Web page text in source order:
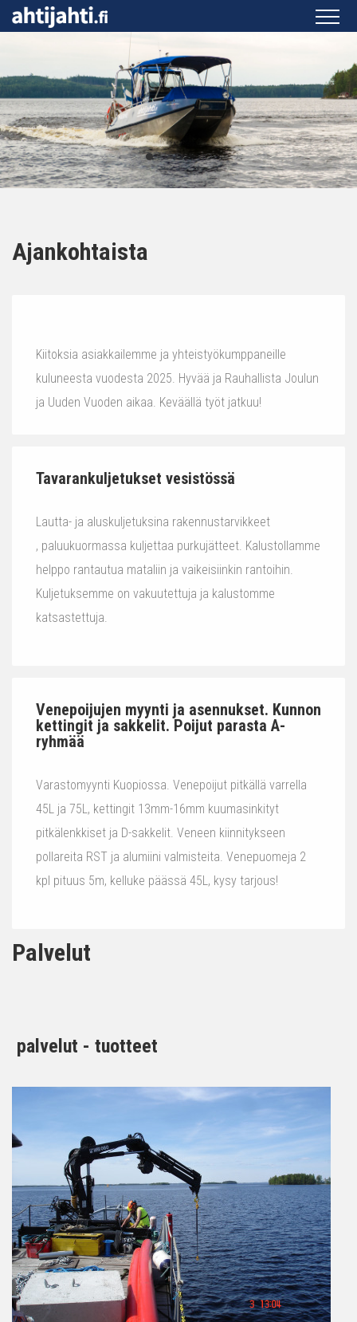
Ajankohtaista
Kiitoksia asiakkailemme ja yhteistyökumppaneille
kuluneesta vuodesta 2025. Hyvää ja Rauhallista Joulun
ja Uuden Vuoden aikaa. Keväällä työt jatkuu!
Tavarankuljetukset vesistössä
Lautta- ja aluskuljetuksina rakennustarvikkeet
, paluukuormassa kuljettaa purkujätteet. Kalustollamme
helppo rantautua mataliin ja vaikeisiinkin rantoihin.
Kuljetuksemme on vakuutettuja ja kalustomme
katsastettuja.
Venepoijujen myynti ja asennukset. Kunnon
kettingit ja sakkelit. Poijut parasta A-
ryhmää
Varastomyynti Kuopiossa. Venepoijut pitkällä varrella
45L ja 75L, kettingit 13mm-16mm kuumasinkityt
pitkälenkkiset ja D-sakkelit. Veneen kiinnitykseen
pollareita RST ja alumiini valmisteita. Venepuomeja 2
kpl pituus 5m, kelluke päässä 45L, kysy tarjous!
Palvelut
palvelut - tuotteet